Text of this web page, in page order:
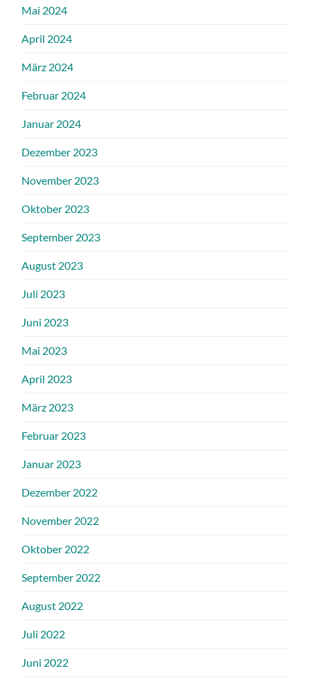
Mai 2024
April 2024
März 2024
Februar 2024
Januar 2024
Dezember 2023
November 2023
Oktober 2023
September 2023
August 2023
Juli 2023
Juni 2023
Mai 2023
April 2023
März 2023
Februar 2023
Januar 2023
Dezember 2022
November 2022
Oktober 2022
September 2022
August 2022
Juli 2022
Juni 2022